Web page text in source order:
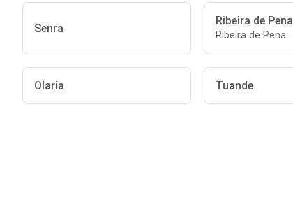
Senra
Ribeira de Pena
Ribeira de Pena
Olaria Tuande